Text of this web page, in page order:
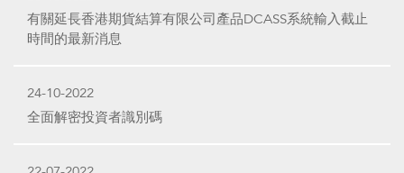
有關延長香港期貨結算有限公司產品DCASS系統輸入截止
時間的最新消息
24-10-2022
全面解密投資者識別碼